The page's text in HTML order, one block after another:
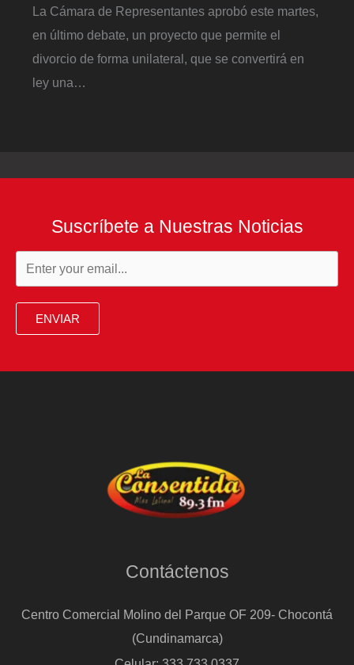
La Cámara de Representantes aprobó este martes,
en último debate, un proyecto que permite el
divorcio de forma unilateral, que se convertirá en
ley una…
Suscríbete a Nuestras Noticias
ENVIAR
Contáctenos
Centro Comercial Molino del Parque OF 209- Chocontá
(Cundinamarca)